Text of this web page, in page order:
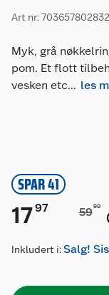
Art nr:
Myk, grå
pom. Et flott
vesken etc... les
SPAR 41
1797 5990
Inkludert i:Salg!